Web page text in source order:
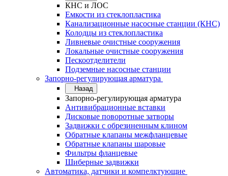
КНС и ЛОС
Емкости из стеклопластика
Канализационные насосные станции (КНС)
Колодцы из стеклопластика
Ливневые очистные сооружения
Локальные очистные сооружения
Пескоотделители
Подземные насосные станции
Запорно-регулирующая арматура
Назад
Запорно-регулирующая арматура
Антивибрационные вставки
Дисковые поворотные затворы
Задвижки с обрезиненным клином
Обратные клапаны межфланцевые
Обратные клапаны шаровые
Фильтры фланцевые
Шиберные задвижки
Автоматика, датчики и компелктующие